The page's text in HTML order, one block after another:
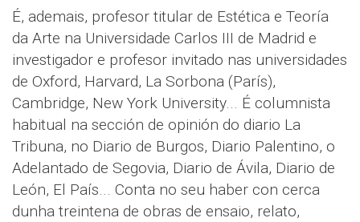
É, ademais, profesor titular de Estética e Teoría
da Arte na Universidade Carlos III de Madrid e
investigador e profesor invitado nas universidades
de Oxford, Harvard, La Sorbona (París),
Cambridge, New York University... É columnista
habitual na sección de opinión do diario La
Tribuna, no Diario de Burgos, Diario Palentino, o
Adelantado de Segovia, Diario de Ávila, Diario de
León, El País... Conta no seu haber con cerca
dunha treintena de obras de ensaio, relato,